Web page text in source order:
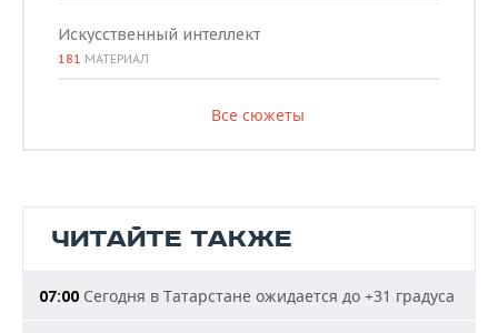
Искусственный интеллект
181 МАТЕРИАЛ
Все сюжеты
ЧИТАЙТЕ ТАКЖЕ
07:00 Сегодня в Татарстане ожидается до +31 градуса